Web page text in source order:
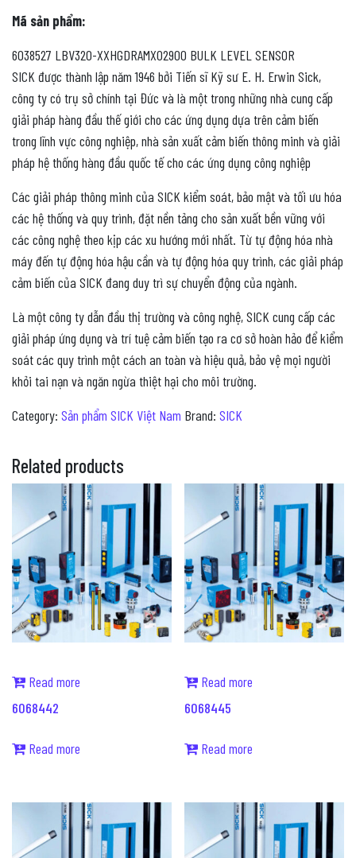
Mã sản phẩm:
6038527 LBV320-XXHGDRAMX02900 BULK LEVEL SENSOR
SICK được thành lập năm 1946 bởi Tiến sĩ Kỹ sư E. H. Erwin Sick,
công ty có trụ sở chính tại Đức và là một trong những nhà cung cấp
giải pháp hàng đầu thế giới cho các ứng dụng dựa trên cảm biến
trong lĩnh vực công nghiệp, nhà sản xuất cảm biến thông minh và giải
pháp hệ thống hàng đầu quốc tế cho các ứng dụng công nghiệp
Các giải pháp thông minh của SICK kiểm soát, bảo mật và tối ưu hóa
các hệ thống và quy trình, đặt nền tảng cho sản xuất bền vững với
các công nghệ theo kịp các xu hướng mới nhất. Từ tự động hóa nhà
máy đến tự động hóa hậu cần và tự động hóa quy trình, các giải pháp
cảm biến của SICK đang duy trì sự chuyển động của ngành.
Là một công ty dẫn đầu thị trường và công nghệ, SICK cung cấp các
giải pháp ứng dụng và trí tuệ cảm biến tạo ra cơ sở hoàn hảo để kiểm
soát các quy trình một cách an toàn và hiệu quả, bảo vệ mọi người
khỏi tai nạn và ngăn ngừa thiệt hại cho môi trường.
Category: Sản phẩm SICK Việt Nam Brand: SICK
Related products
Read more
6068442
Read more
Read more
6068445
Read more